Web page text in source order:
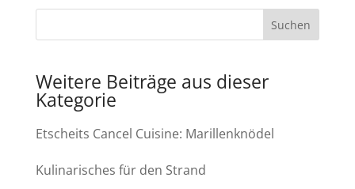
Weitere Beiträge aus dieser
Kategorie
Etscheits Cancel Cuisine: Marillenknödel
Kulinarisches für den Strand